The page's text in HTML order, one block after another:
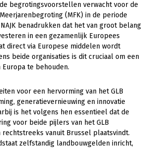
omgeving
en onderwijs
landbouw
begrotingsvoorstellen verwacht voor de
(MFK) in de periode
NAJK benadrukken dat het van groot belang
in een gezamenlijk Europees
direct via Europese middelen wordt
beide organisaties is dit cruciaal om een
te behouden.
voor een hervorming van het GLB
generatievernieuwing en innovatie
is het volgens hen essentieel dat de
voor beide pijlers van het GLB
rechtstreeks vanuit Brussel plaatsvindt.
zelfstandig landbouwgelden inricht,